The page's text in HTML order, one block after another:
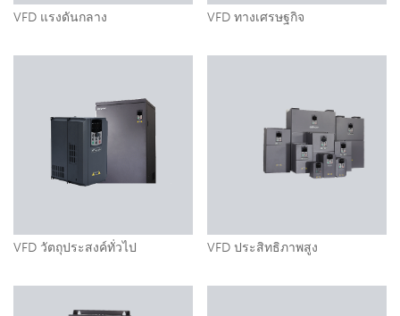
VFD แรงดันกลาง VFD ทางเศรษฐกิจ
VFD วัตถุประสงค์ทั่วไป VFD ประสิทธิภาพสูง